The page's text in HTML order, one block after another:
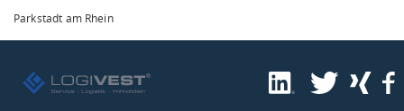
Parkstadt am Rhein